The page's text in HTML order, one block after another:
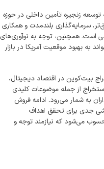
زنجیره تأمین داخلی در حوزه
سرمایه‌گذاری بلندمدت و همکاری
همچنین، توجه به نوآوری‌های
به بهبود موقعیت آمریکا در بازار
بیت‌کوین در اقتصاد دیجیتال،
از جمله موضوعات کلیدی
به شمار می‌رود. ادامه فروش
جدی برای تحقق اهداف
می‌شود که نیازمند توجه و